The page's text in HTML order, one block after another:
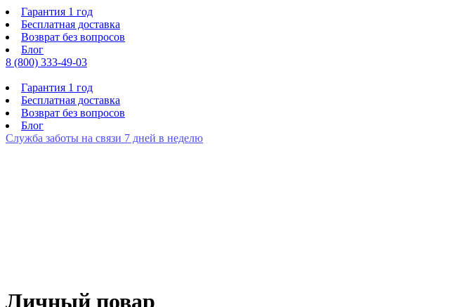
Гарантия 1 год
Бесплатная доставка
Возврат без вопросов
Блог
8 (800) 333-49-03
Гарантия 1 год
Бесплатная доставка
Возврат без вопросов
Блог
Служба заботы на связи 7 дней в неделю
Личный повар